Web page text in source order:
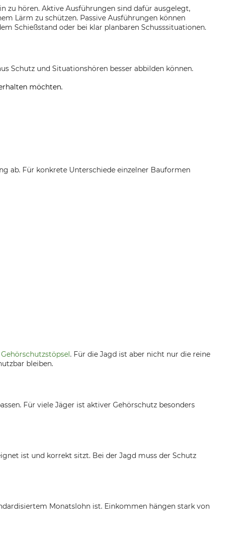
zu hören. Aktive Ausführungen sind dafür ausgelegt,
Lärm zu schützen. Passive Ausführungen können
Schießstand oder bei klar planbaren Schusssituationen.
Schutz und Situationshören besser abbilden können.
möchten.
ab. Für konkrete Unterschiede einzelner Bauformen
Gehörschutzstöpsel. Für die Jagd ist aber nicht nur die reine
bleiben.
Für viele Jäger ist aktiver Gehörschutz besonders
ist und korrekt sitzt. Bei der Jagd muss der Schutz
Monatslohn ist. Einkommen hängen stark von